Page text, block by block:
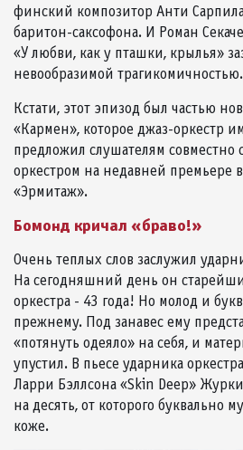
финский композитор Анти
баритон-саксофона. И Роман
«У любви, как у пташки, крылья»
невообразимой трагикомичностью.
Кстати, этот эпизод был частью
«Кармен», которое джаз-оркестр
предложил слушателям
оркестром на недавней премьере
«Эрмитаж».
Бомонд кричал «браво!»
Очень теплых слов заслужил
На сегодняшний день он
оркестра - 43 года! Но молод и
прежнему. Под занавес ему
«потянуть одеяло» на себя, и
упустил. В пьесе ударника
Ларри Бэллсона «Skin Deep»
на десять, от которого буквально
коже.